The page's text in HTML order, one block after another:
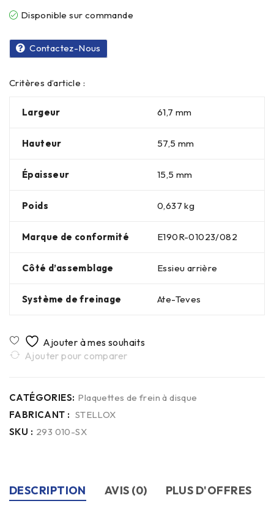
Disponible sur commande
Contactez-Nous
Critères d’article :
Largeur 61,7 mm
Hauteur 57,5 mm
Épaisseur 15,5 mm
Poids 0,637 kg
Marque de conformité E190R-01023/082
Côté d’assemblage Essieu arrière
Système de freinage Ate-Teves
Ajouter pour comparer
CATÉGORIES: Plaquettes de frein à disque
FABRICANT : STELLOX
SKU : 293 010-SX
DESCRIPTION AVIS (0)
PLUS D'OFFRES